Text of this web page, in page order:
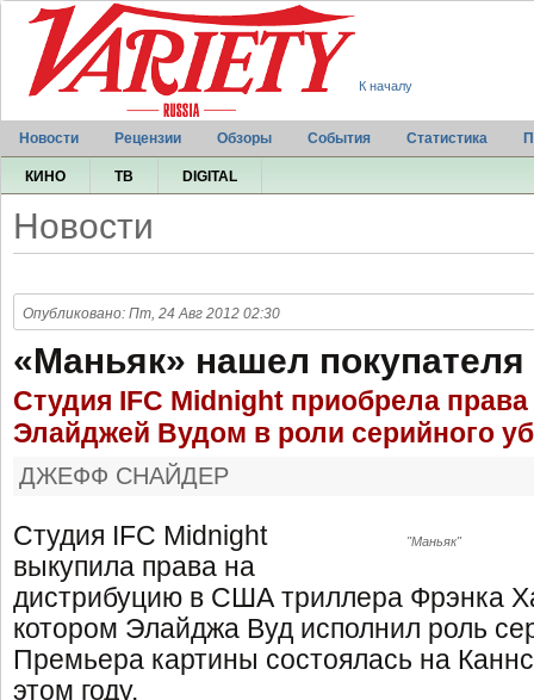
К началу
Новости Рецензии Обзоры События Статистика
КИНО ТВ DIGITAL
Новости
Опубликовано: Пт, 24 Авг 2012 02:30
«Маньяк» нашел покупателя
Студия IFC Midnight приобрела
Элайджей Вудом в роли серийного
ДЖЕФФ СНАЙДЕР
"Маньяк"
Студия IFC Midnight
выкупила права на
дистрибуцию в США триллера Фрэнка
котором Элайджа Вуд исполнил роль
Премьера картины состоялась на
этом году.